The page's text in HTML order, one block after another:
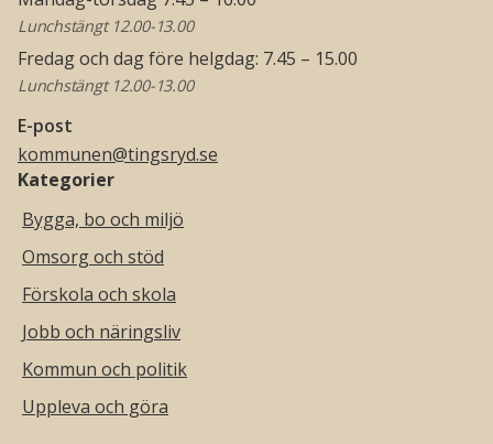
Lunchstängt 12.00-13.00
Fredag och dag före helgdag: 7.45 – 15.00
Lunchstängt 12.00-13.00
E-post
kommunen@tingsryd.se
Kategorier
Bygga, bo och miljö
Omsorg och stöd
Förskola och skola
Jobb och näringsliv
Kommun och politik
Uppleva och göra